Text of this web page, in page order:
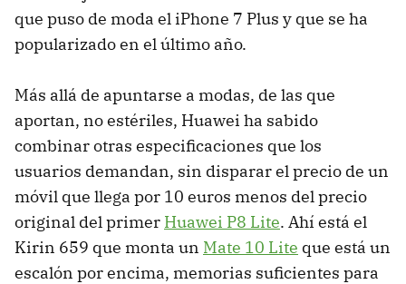
que puso de moda el iPhone 7 Plus y que se ha
popularizado en el último año.
Más allá de apuntarse a modas, de las que
aportan, no estériles, Huawei ha sabido
combinar otras especificaciones que los
usuarios demandan, sin disparar el precio de un
móvil que llega por 10 euros menos del precio
original del primer Huawei P8 Lite. Ahí está el
Kirin 659 que monta un Mate 10 Lite que está un
escalón por encima, memorias suficientes para